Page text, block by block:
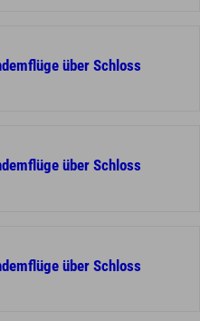
über Schloss
über Schloss
über Schloss